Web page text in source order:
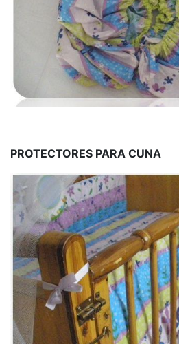
PROTECTORES PARA CUNA